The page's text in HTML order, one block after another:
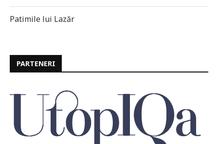
Patimile lui Lazăr
PARTENERI